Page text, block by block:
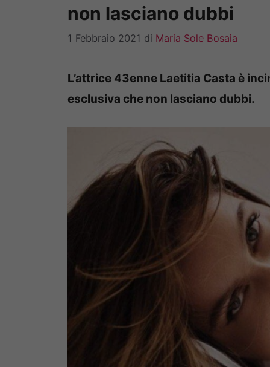
non lasciano dubbi
1 Febbraio 2021 di Maria Sole Bosaia
L’attrice 43enne Laetitia Casta è
esclusiva che non lasciano dubbi.